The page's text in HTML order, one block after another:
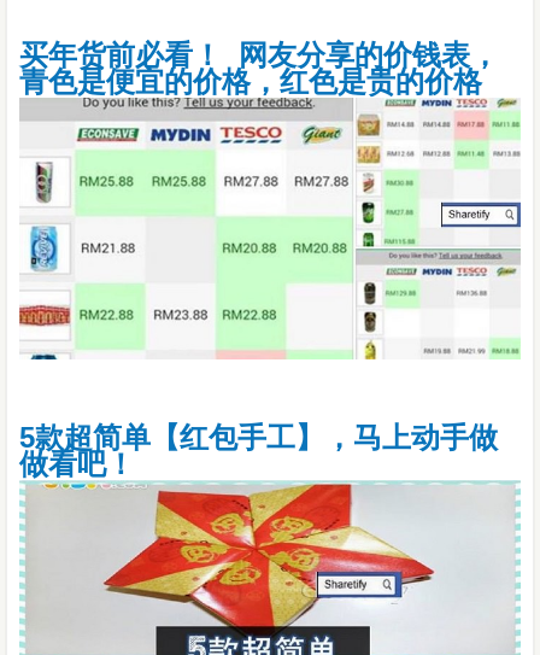
买年货前必看！ 网友分享的价钱表，
青色是便宜的价格，红色是贵的价格
5款超简单【红包手工】，马上动手做
做看吧！